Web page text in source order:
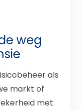
weg
als
markt of
met